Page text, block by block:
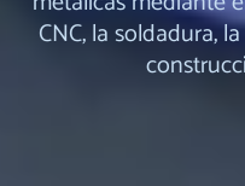
CNC, la soldadura,